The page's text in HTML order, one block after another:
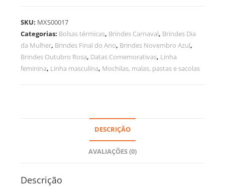
SKU: MXS00017
Categorias: Bolsas térmicas, Brindes Carnaval, Brindes Dia
da Mulher, Brindes Final do Ano, Brindes Novembro Azul,
Brindes Outubro Rosa, Datas Comemorativas, Linha
feminina, Linha masculina, Mochilas, malas, pastas e sacolas
DESCRIÇÃO
AVALIAÇÕES (0)
Descrição